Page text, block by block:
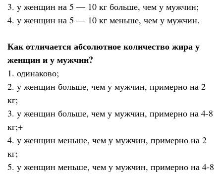
3. у женщин на 5 — 10 кг больше, чем у мужчин;
4. у женщин на 5 — 10 кг меньше, чем у мужчин.
Как отличается абсолютное количество жира у
женщин и у мужчин?
1. одинаково;
2. у женщин больше, чем у мужчин, примерно на 2
кг;
3. у женщин больше, чем у мужчин, примерно на 4-8
кг;+
4. у женщин меньше, чем у мужчин, примерно на 2
кг;
5. у женщин меньше, чем у мужчин, примерно на 4-8